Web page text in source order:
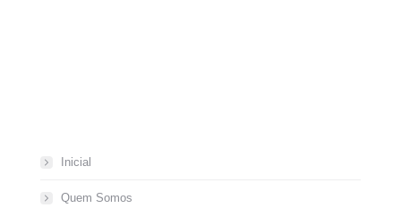
Inicial
Quem Somos